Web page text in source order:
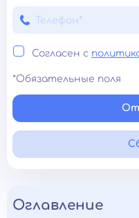
Согласен с
*Обязательные поля
Оглавление